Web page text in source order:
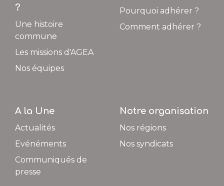
?
Une histoire
commune
Les missions d'AGEA
Nos équipes
Pourquoi adhérer ?
Comment adhérer ?
A la Une
Actualités
Evénéments
Communiqués de
presse
Notre organisation
Nos régions
Nos syndicats